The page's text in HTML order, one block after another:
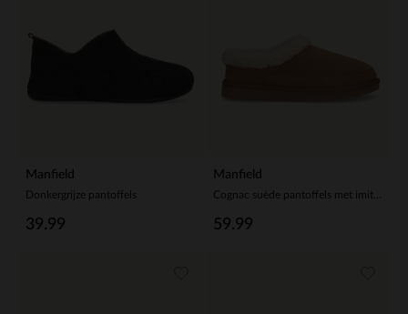
Manfield
Donkergrijze pantoffels
39.99
Manfield
59.99